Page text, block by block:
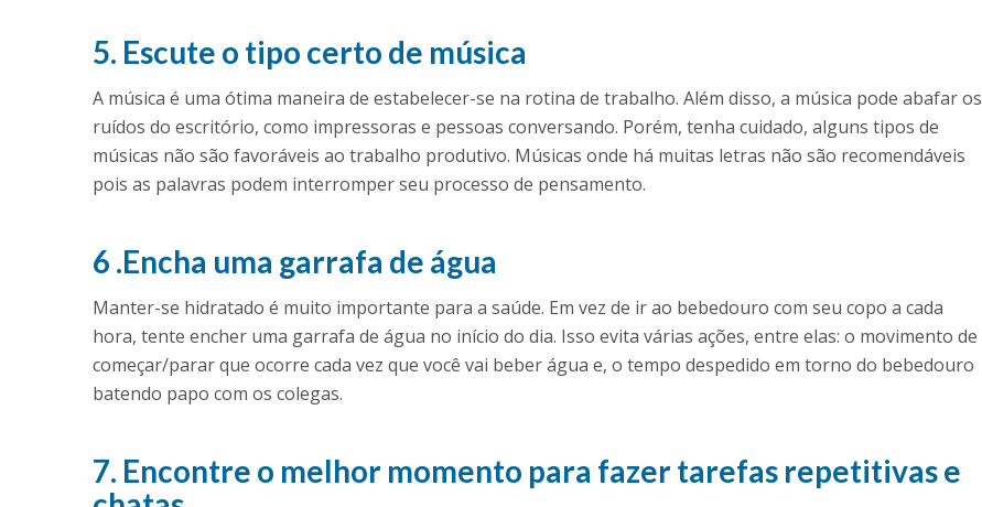
5. Escute o tipo certo de música
A música é uma ótima maneira de estabelecer-se na rotina de trabalho. Além disso, a música pode abafar os
ruídos do escritório, como impressoras e pessoas conversando. Porém, tenha cuidado, alguns tipos de
músicas não são favoráveis ao trabalho produtivo. Músicas onde há muitas letras não são recomendáveis
pois as palavras podem interromper seu processo de pensamento.
6 .Encha uma garrafa de água
Manter-se hidratado é muito importante para a saúde. Em vez de ir ao bebedouro com seu copo a cada
hora, tente encher uma garrafa de água no início do dia. Isso evita várias ações, entre elas: o movimento de
começar/parar que ocorre cada vez que você vai beber água e, o tempo despedido em torno do bebedouro
batendo papo com os colegas.
7. Encontre o melhor momento para fazer tarefas repetitivas e